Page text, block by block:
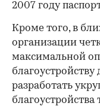
2007 году
Кроме того, в
организации
максимальной
благоустройству
разработать